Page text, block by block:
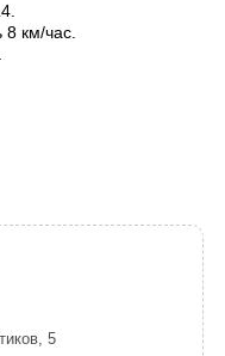
км/час.
5